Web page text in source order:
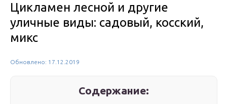
Цикламен лесной и другие
уличные виды: садовый, косский,
микс
Обновлено: 17.12.2019
Содержание: